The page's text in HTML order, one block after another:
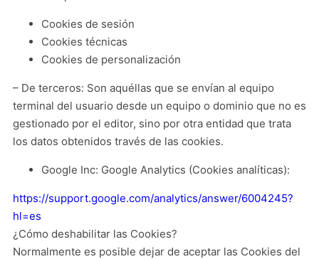
Cookies de sesión
Cookies técnicas
Cookies de personalización
– De terceros: Son aquéllas que se envían al equipo
terminal del usuario desde un equipo o dominio que no es
gestionado por el editor, sino por otra entidad que trata
los datos obtenidos través de las cookies.
Google Inc: Google Analytics (Cookies analíticas):
https://support.google.com/analytics/answer/6004245?
hl=es
¿Cómo deshabilitar las Cookies?
Normalmente es posible dejar de aceptar las Cookies del